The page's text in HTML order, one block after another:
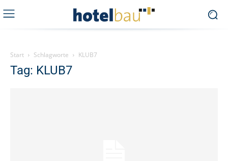
Start Schlagworte KLUB7
Tag: KLUB7